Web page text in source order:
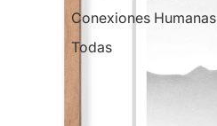
Conexiones Humanas
Todas